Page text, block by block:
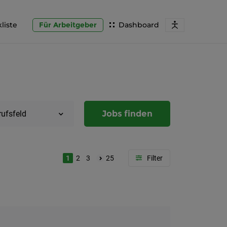
Dashboard
Für Arbeitgeber
Jobs finden
1 2 3 25